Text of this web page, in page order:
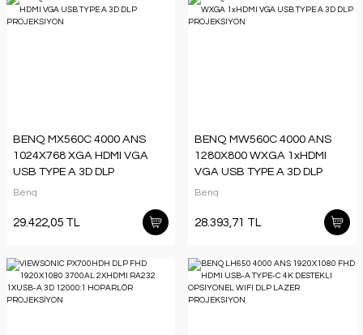
BENQ MX560C 4000 ANS
1024X768 XGA HDMI VGA
USB TYPE A 3D DLP
PROJEKSIYON
Benq
29.422,05 TL
BENQ MW560C 4000 ANS
1280X800 WXGA 1xHDMI
VGA USB TYPE A 3D DLP
PROJEKSIYON
Benq
28.393,71 TL